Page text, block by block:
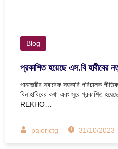
Blog
প্রকাশিত হয়েছে এস.বি হাবীবের
পানজেরীর স্বাবেক সহকারি পরিচালক
বিন হাবিবের কথা এবং সুরে প্রকাশিত
REKHO…
pajerictg 31/10/2023